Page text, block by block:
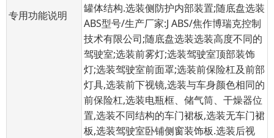
专用功能说明
罐体结构.选装侧防护内部装置;随底盘选装
ABS型号/生产厂家:J ABS/焦作博瑞克控制
技术有限公司;随底盘选装选装高度不同的
驾驶室;选装前雾灯;选装驾驶室顶部装饰
灯;选装驾驶室前面罩;选装前保险杠及前部
灯具,选装前下视镜,选装与车身颜色相同的
前保险杠,选装电瓶框、储气筒、干燥器位
置,选装不同结构的车门裙板,选装无车门裙
板,选装驾驶室卧铺侧窗装饰板.选装后视